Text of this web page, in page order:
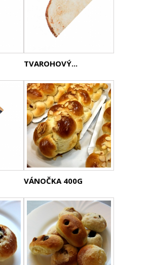
TVAROHOVÝ...
VÁNOČKA 400G